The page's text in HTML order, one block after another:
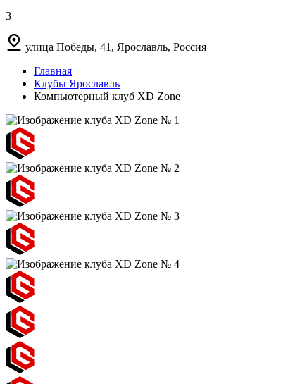
3
улица Победы, 41, Ярославль, Россия
Главная
Клубы Ярославль
Компьютерный клуб XD Zone